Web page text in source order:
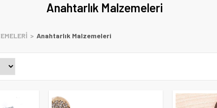
Anahtarlık Malzemeleri
Anahtarlık Malzemeleri